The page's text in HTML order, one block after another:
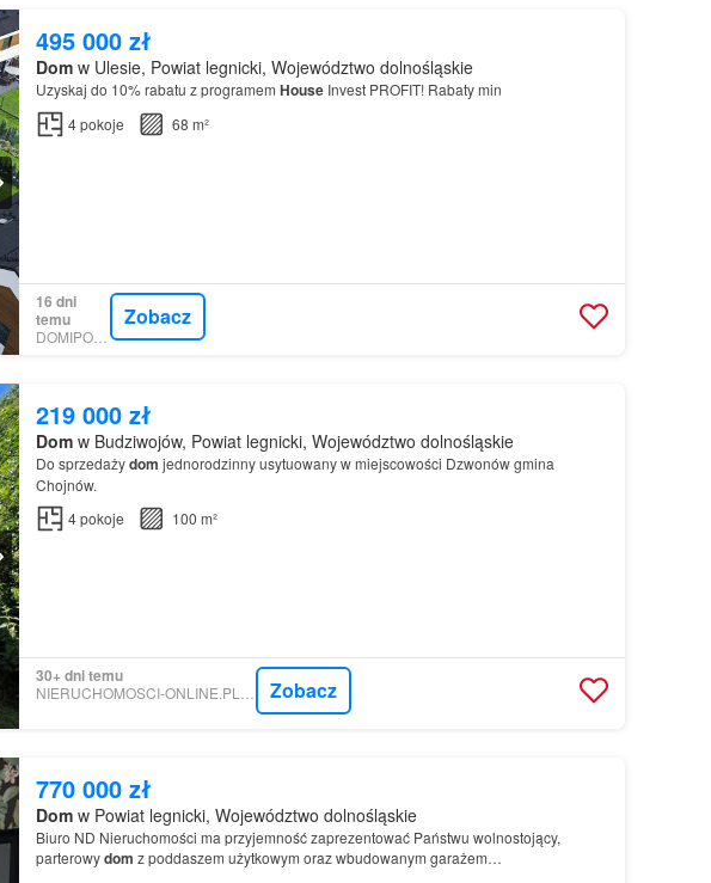
495 000 zł
Domw Ulesie, Powiat legnicki, Województwo dolnośląskie
Uzyskaj do 10% rabatu z programem HouseInvest PROFIT! Rabaty min
4pokoje 68 m²
16 dni
temu
DOMIPORTA
Zobacz
219 000 zł
Domw Budziwojów, Powiat legnicki, Województwo dolnośląskie
Do sprzedażydom jednorodzinny usytuowany w miejscowości Dzwonów gmina
Chojnów.
4pokoje 100 m²
30+ dni temu
Zobacz
770 000 zł
Domw Powiat legnicki, Województwo dolnośląskie
Biuro ND Nieruchomości ma przyjemność zaprezentować Państwu wolnostojący,
parterowydom z poddaszem użytkowym oraz wbudowanym garażem